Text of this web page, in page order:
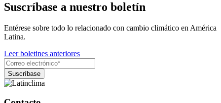
Suscríbase a nuestro boletín
Entérese sobre todo lo relacionado con cambio climático en América
Latina.
Leer boletines anteriores